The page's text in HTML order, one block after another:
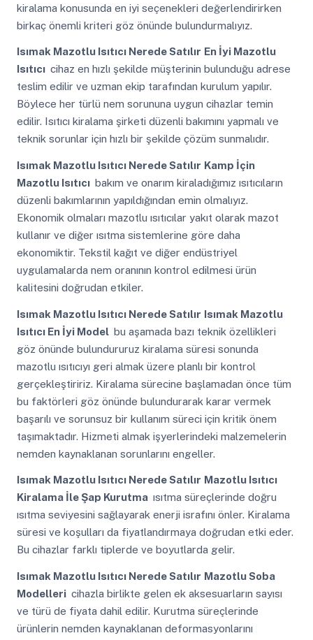
kiralama konusunda en iyi seçenekleri değerlendirirken
birkaç önemli kriteri göz önünde bulundurmalıyız.
Isımak Mazotlu Isıtıcı Nerede Satılır En İyi Mazotlu
Isıtıcı cihaz en hızlı şekilde müşterinin bulunduğu adrese
teslim edilir ve uzman ekip tarafından kurulum yapılır.
Böylece her türlü nem sorununa uygun cihazlar temin
edilir. Isıtıcı kiralama şirketi düzenli bakımını yapmalı ve
teknik sorunlar için hızlı bir şekilde çözüm sunmalıdır.
Isımak Mazotlu Isıtıcı Nerede Satılır Kamp İçin
Mazotlu Isıtıcı bakım ve onarım kiraladığımız ısıtıcıların
düzenli bakımlarının yapıldığından emin olmalıyız.
Ekonomik olmaları mazotlu ısıtıcılar yakıt olarak mazot
kullanır ve diğer ısıtma sistemlerine göre daha
ekonomiktir. Tekstil kağıt ve diğer endüstriyel
uygulamalarda nem oranının kontrol edilmesi ürün
kalitesini doğrudan etkiler.
Isımak Mazotlu Isıtıcı Nerede Satılır Isımak Mazotlu
Isıtıcı En İyi Model bu aşamada bazı teknik özellikleri
göz önünde bulundururuz kiralama süresi sonunda
mazotlu ısıtıcıyı geri almak üzere planlı bir kontrol
gerçekleştiririz. Kiralama sürecine başlamadan önce tüm
bu faktörleri göz önünde bulundurarak karar vermek
başarılı ve sorunsuz bir kullanım süreci için kritik önem
taşımaktadır. Hizmeti almak işyerlerindeki malzemelerin
nemden kaynaklanan sorunlarını engeller.
Isımak Mazotlu Isıtıcı Nerede Satılır Mazotlu Isıtıcı
Kiralama İle Şap Kurutma ısıtma süreçlerinde doğru
ısıtma seviyesini sağlayarak enerji israfını önler. Kiralama
süresi ve koşulları da fiyatlandırmaya doğrudan etki eder.
Bu cihazlar farklı tiplerde ve boyutlarda gelir.
Isımak Mazotlu Isıtıcı Nerede Satılır Mazotlu Soba
Modelleri cihazla birlikte gelen ek aksesuarların sayısı
ve türü de fiyata dahil edilir. Kurutma süreçlerinde
ürünlerin nemden kaynaklanan deformasyonlarını